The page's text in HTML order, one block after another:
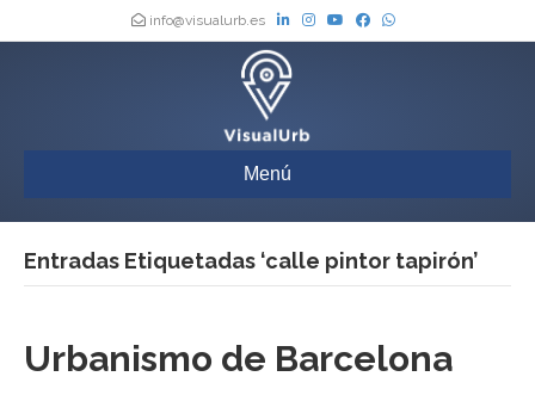
info@visualurb.es
Menú
Entradas Etiquetadas ‘calle pintor tapirón’
Urbanismo de Barcelona